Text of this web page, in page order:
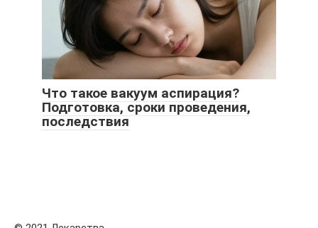
Что такое вакуум аспирация?
Подготовка, сроки проведения,
последствия